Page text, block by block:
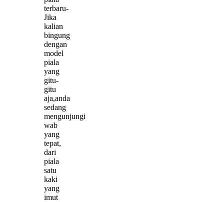
terbaru-
Jika
kalian
bingung
dengan
model
piala
yang
gitu-
gitu
aja,anda
sedang
mengunjungi
wab
yang
tepat,
dari
piala
satu
kaki
yang
imut